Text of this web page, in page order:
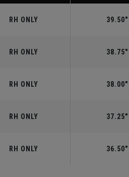
RH ONLY 39.50"
RH ONLY 38.75"
RH ONLY 38.00"
RH ONLY 37.25"
RH ONLY 36.50"